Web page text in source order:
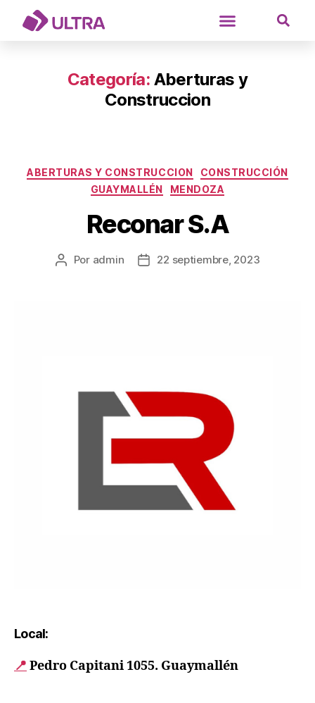
Categoría: Aberturas y
Construccion
ABERTURAS Y CONSTRUCCION
CONSTRUCCIÓN
GUAYMALLÉN
MENDOZA
Reconar S.A
Por admin 22 septiembre, 2023
Local:
📍 Pedro Capitani 1055. Guaymallén